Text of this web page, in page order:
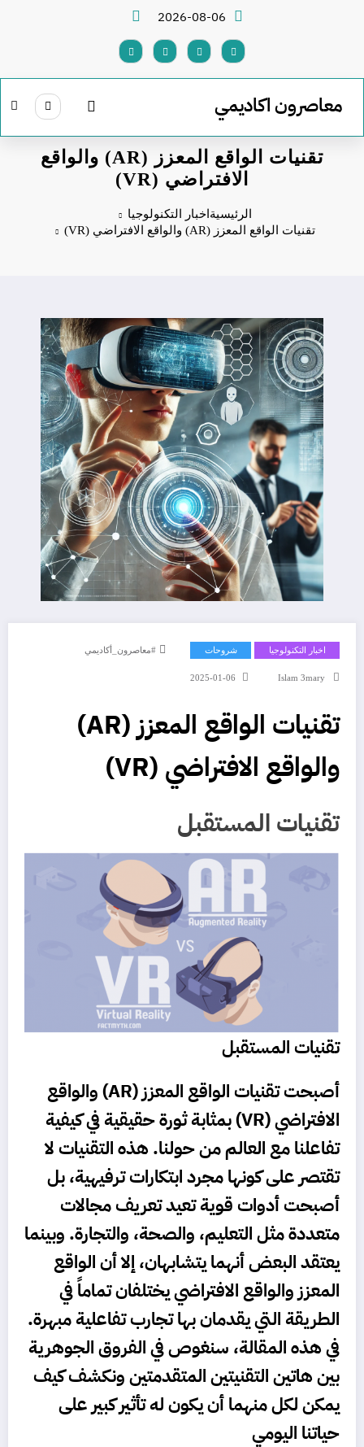
2026-08-06
معاصرون اكاديمي
تقنيات الواقع المعزز (AR) والواقع
الافتراضي (VR)
الرئيسية اخبار التكنولوجيا
تقنيات الواقع المعزز (AR) والواقع الافتراضي (VR)
اخبار التكنولوجيا شروحات #معاصرون_أكاديمي
Islam 3mary
2025-01-06
تقنيات الواقع المعزز (AR)
والواقع الافتراضي (VR)
تقنيات المستقبل
تقنيات المستقبل
أصبحت تقنيات الواقع المعزز (AR) والواقع
الافتراضي (VR) بمثابة ثورة حقيقية في كيفية
تفاعلنا مع العالم من حولنا. هذه التقنيات لا
تقتصر على كونها مجرد ابتكارات ترفيهية، بل
أصبحت أدوات قوية تعيد تعريف مجالات
متعددة مثل التعليم، والصحة، والتجارة. وبينما
يعتقد البعض أنهما يتشابهان، إلا أن الواقع
المعزز والواقع الافتراضي يختلفان تماماً في
الطريقة التي يقدمان بها تجارب تفاعلية مبهرة.
في هذه المقالة، سنغوص في الفروق الجوهرية
بين هاتين التقنيتين المتقدمتين ونكشف كيف
يمكن لكل منهما أن يكون له تأثير كبير على
حياتنا اليومي